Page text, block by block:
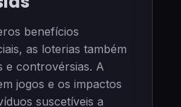
benefícios
as loterias também
e controvérsias. A
jogos e os impactos
suscetíveis a